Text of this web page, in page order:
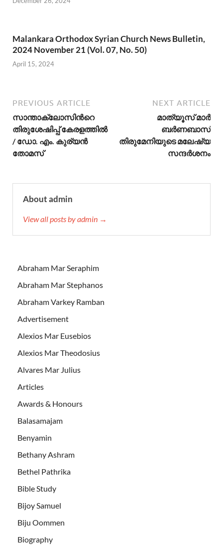
Malankara Orthodox Syrian Church News Bulletin,
2024 November 21 (Vol. 07, No. 50)
April 15, 2024
PREVIOUS ARTICLE
സാന്താക്ലോസിന്‍റെ
തിരുശേഷിപ്പ് കേരളത്തില്‍
/ ഡോ. എം. കുര്യന്‍
തോമസ്
NEXT ARTICLE
മാത്യൂസ് മാര്‍
ബര്‍ണബാസ്
തിരുമേനിയുടെ മലേഷ്യ
സന്ദര്‍ശനം
About admin
View all posts by admin →
Abraham Mar Seraphim
Abraham Mar Stephanos
Abraham Varkey Ramban
Advertisement
Alexios Mar Eusebios
Alexios Mar Theodosius
Alvares Mar Julius
Articles
Awards & Honours
Balasamajam
Benyamin
Bethany Ashram
Bethel Pathrika
Bible Study
Bijoy Samuel
Biju Oommen
Biography